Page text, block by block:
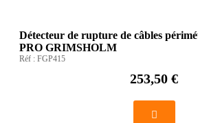
Détecteur de rupture de câbles
PRO GRIMSHOLM
Réf : FGP415
253,50 €